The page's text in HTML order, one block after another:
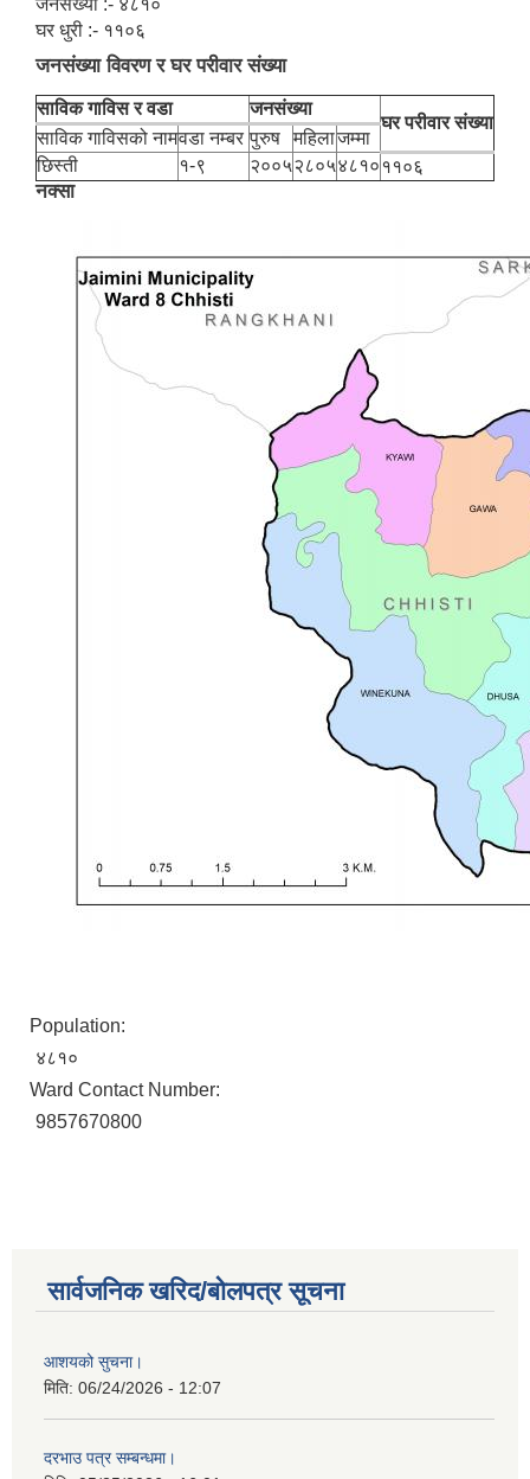
जनसंख्या :- ४८१०
घर धुरी :- ११०६
जनसंख्या विवरण र घर परीवार संख्या
साविक गाविस र वडा जनसंख्या
घर परीवार संख्या
साविक गाविसको नामवडा नम्बर पुरुष महिलाजम्मा
छिस्ती
१-९ २००५२८०५४८१०११०६
नक्सा
Population:
४८१०
Ward Contact Number:
9857670800
सार्वजनिक खरिद/बोलपत्र सूचना
आशयको सुचना।
मिति: 06/24/2026 - 12:07
दरभाउ पत्र सम्बन्धमा।